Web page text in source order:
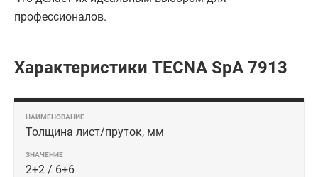
профессионалов.
Характеристики TECNA SpA 7913
Толщина лист/пруток, мм
2+2 / 6+6